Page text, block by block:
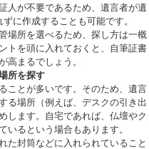
人が不要であるため、遺言者が遺
に作成することも可能です。
場所を選べるため、探し方は一概
トを頭に入れておくと、自筆証書
高まるでしょう。
所を探す
ことが多いです。そのため、遺言
る場所（例えば、デスクの引き出
します。自宅であれば、仏壇やク
いるという場合もあります。
た封筒などに入れられていること